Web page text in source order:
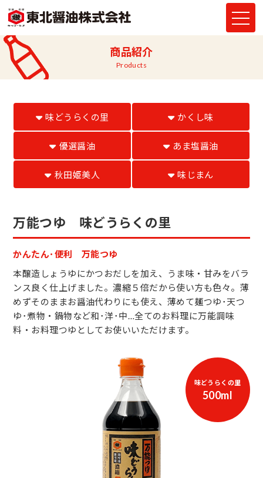
商品紹介
products
味どうらくの里 かくし味
優選醤油 あま塩醤油
秋田姫美人 味じまん
万能つゆ 味どうらくの里
かんたん･便利 万能つゆ
本醸造しょうゆにかつおだしを加え、うま味・甘みをバラ
ンス良く仕上げました。濃縮５倍だから使い方も色々。薄
めずそのままお醤油代わりにも使え、薄めて麺つゆ･天つ
ゆ･煮物・鍋物など和･洋･中…全てのお料理に万能調味
料・お料理つゆとしてお使いいただけます。
味どうらくの里
500ml